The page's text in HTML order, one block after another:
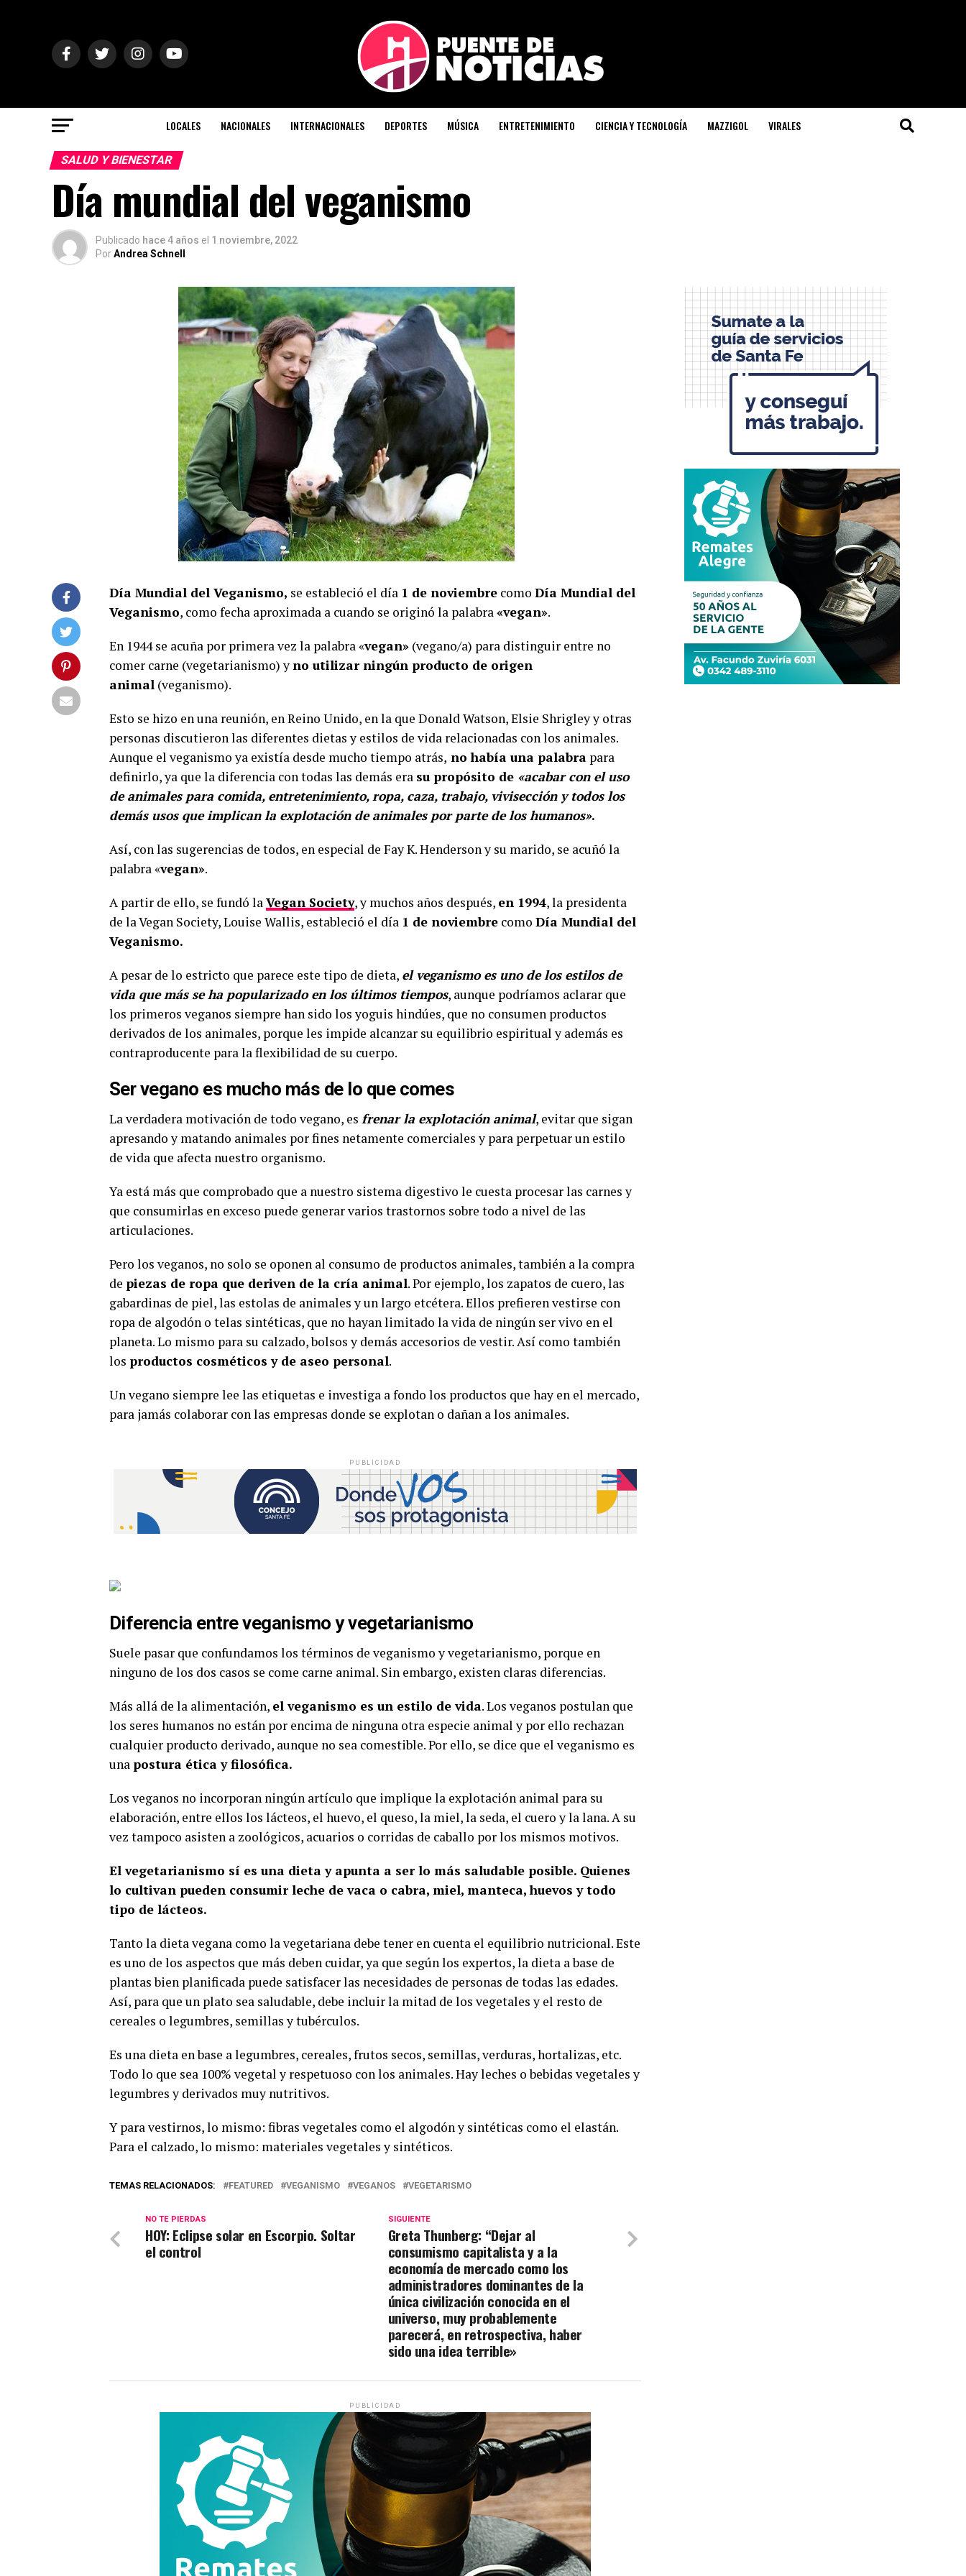
LOCALES NACIONALES INTERNACIONALES DEPORTES MÚSICA ENTRETENIMIENTO CIENCIA Y TECNOLOGÍA MAZZIGOL VIRALES
SALUD Y BIENESTAR
Día mundial del veganismo
Publicado hace 4 años el 1 noviembre, 2022
PorAndrea Schnell
Día Mundial del Veganismo, se estableció el día 1 de noviembre como Día Mundial del
Veganismo, como fecha aproximada a cuando se originó la palabra«vegan».
En 1944 se acuña por primera vez la palabra «vegan» (vegano/a) para distinguir entre no
comer carne (vegetarianismo) yno utilizar ningún producto de origen
animal (veganismo).
Esto se hizo en una reunión, en Reino Unido, en la que Donald Watson, Elsie Shrigley y otras
personas discutieron las diferentes dietas y estilos de vida relacionadas con los animales.
Aunque el veganismo ya existía desde mucho tiempo atrás, no había una palabra para
definirlo, ya que la diferencia con todas las demás era su propósito de «acabar con el uso
de animales para comida, entretenimiento, ropa, caza, trabajo, vivisección y todos los
demás usos que implican la explotación de animales por parte de los humanos».
Así, con las sugerencias de todos, en especial de Fay K. Henderson y su marido, se acuñó la
palabra «vegan».
A partir de ello, se fundó laVegan Society, y muchos años después, en 1994, la presidenta
de la Vegan Society, Louise Wallis, estableció el día 1 de noviembre como Día Mundial del
Veganismo.
A pesar de lo estricto que parece este tipo de dieta, el veganismo es uno de los estilos de
vida que más se ha popularizado en los últimos tiempos, aunque podríamos aclarar que
los primeros veganos siempre han sido los yoguis hindúes, que no consumen productos
derivados de los animales, porque les impide alcanzar su equilibrio espiritual y además es
contraproducente para la flexibilidad de su cuerpo.
Ser vegano es mucho más de lo que comes
La verdadera motivación de todo vegano, es frenar la explotación animal, evitar que sigan
apresando y matando animales por fines netamente comerciales y para perpetuar un estilo
de vida que afecta nuestro organismo.
Ya está más que comprobado que a nuestro sistema digestivo le cuesta procesar las carnes y
que consumirlas en exceso puede generar varios trastornos sobre todo a nivel de las
articulaciones.
Pero los veganos, no solo se oponen al consumo de productos animales, también a la compra
de piezas de ropa que deriven de la cría animal. Por ejemplo, los zapatos de cuero, las
gabardinas de piel, las estolas de animales y un largo etcétera. Ellos prefieren vestirse con
ropa de algodón o telas sintéticas, que no hayan limitado la vida de ningún ser vivo en el
planeta. Lo mismo para su calzado, bolsos y demás accesorios de vestir. Así como también
los productos cosméticos y de aseo personal.
Un vegano siempre lee las etiquetas e investiga a fondo los productos que hay en el mercado,
para jamás colaborar con las empresas donde se explotan o dañan a los animales.
PUBLICIDAD
Diferencia entre veganismo y vegetarianismo
Suele pasar que confundamos los términos de veganismo y vegetarianismo, porque en
ninguno de los dos casos se come carne animal. Sin embargo, existen claras diferencias.
Más allá de la alimentación, el veganismo es un estilo de vida. Los veganos postulan que
los seres humanos no están por encima de ninguna otra especie animal y por ello rechazan
cualquier producto derivado, aunque no sea comestible. Por ello, se dice que el veganismo es
una postura ética y filosófica.
Los veganos no incorporan ningún artículo que implique la explotación animal para su
elaboración, entre ellos los lácteos, el huevo, el queso, la miel, la seda, el cuero y la lana. A su
vez tampoco asisten a zoológicos, acuarios o corridas de caballo por los mismos motivos.
El vegetarianismo sí es una dieta y apunta a ser lo más saludable posible. Quienes
lo cultivan pueden consumir leche de vaca o cabra, miel, manteca, huevos y todo
tipo de lácteos.
Tanto la dieta vegana como la vegetariana debe tener en cuenta el equilibrio nutricional. Este
es uno de los aspectos que más deben cuidar, ya que según los expertos, la dieta a base de
plantas bien planificada puede satisfacer las necesidades de personas de todas las edades.
Así, para que un plato sea saludable, debe incluir la mitad de los vegetales y el resto de
cereales o legumbres, semillas y tubérculos.
Es una dieta en base a legumbres, cereales, frutos secos, semillas, verduras, hortalizas, etc.
Todo lo que sea 100% vegetal y respetuoso con los animales. Hay leches o bebidas vegetales y
legumbres y derivados muy nutritivos.
Y para vestirnos, lo mismo: fibras vegetales como el algodón y sintéticas como el elastán.
Para el calzado, lo mismo: materiales vegetales y sintéticos.
TEMAS RELACIONADOS: FEATURED VEGANISMO VEGANOS VEGETARISMO
SIGUIENTE
Greta Thunberg: “Dejar al
consumismo capitalista y a la
economía de mercado como los
administradores dominantes de la
única civilización conocida en el
universo, muy probablemente
parecerá, en retrospectiva, haber
sido una idea terrible»
NO TE PIERDAS
HOY: Eclipse solar en Escorpio. Soltar
el control
PUBLICIDAD